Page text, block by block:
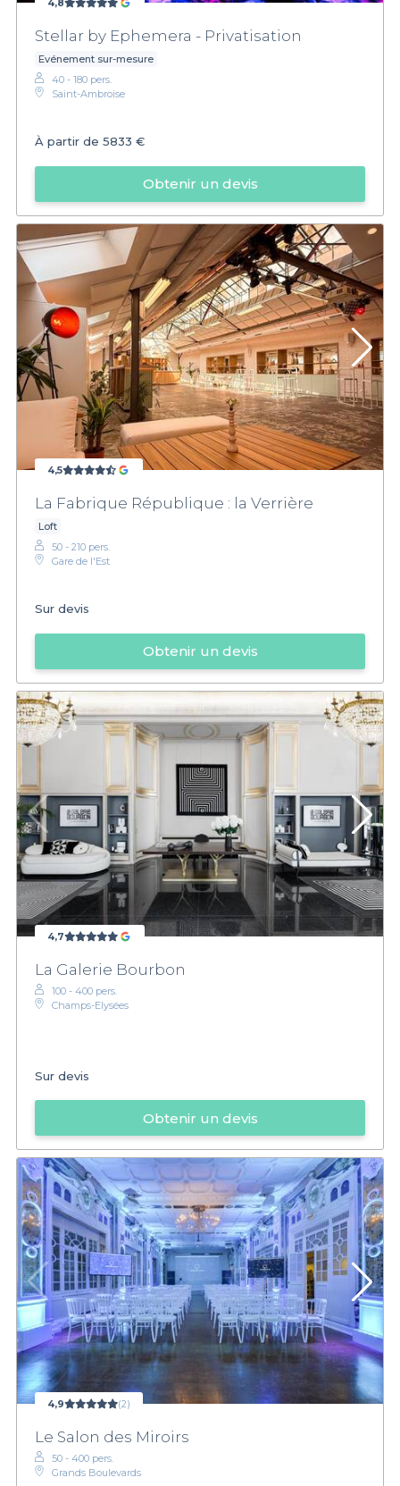
4,8
Stellar by Ephemera - Privatisation
Evénement sur-mesure
40 - 180 pers.
Saint-Ambroise
À partir de 5833 €
Obtenir un devis
4,5
La Fabrique République : la Verrière
Loft
50 - 210 pers.
Gare de l'Est
Sur devis
Obtenir un devis
4,7
La Galerie Bourbon
100 - 400 pers.
Champs-Elysées
Sur devis
Obtenir un devis
4,9 (2)
Le Salon des Miroirs
50 - 400 pers.
Grands Boulevards